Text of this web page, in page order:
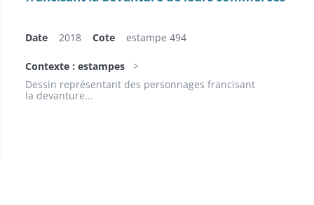
Date 2018 Cote estampe 494
Contexte : estampes
Dessin représentant des personnages francisant
la devanture...